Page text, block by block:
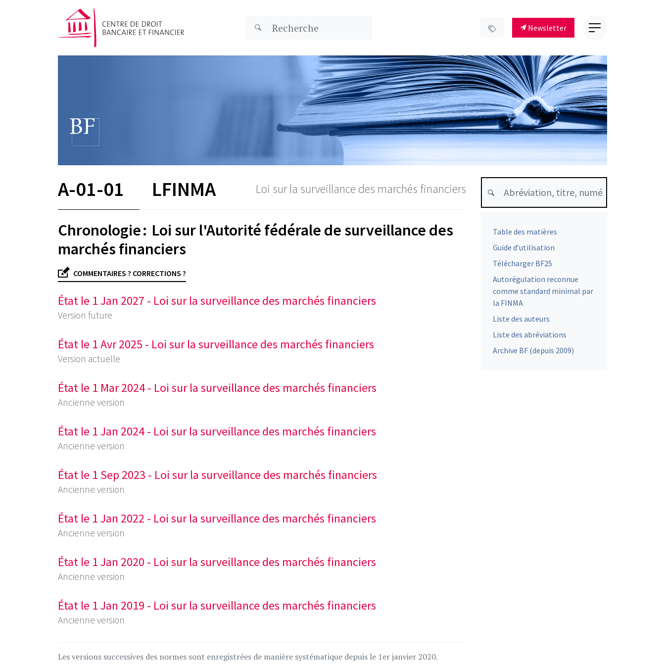
Newsletter
A-01-01 LFINMA Loi sur la surveillance des marchés financiers
Chronologie : Loi sur l'Autorité fédérale de surveillance des
marchés financiers
COMMENTAIRES ? CORRECTIONS ?
État le 1 Jan 2027 - Loi sur la surveillance des marchés financiers
Version future
État le 1 Avr 2025 - Loi sur la surveillance des marchés financiers
Version actuelle
État le 1 Mar 2024 - Loi sur la surveillance des marchés financiers
Ancienne version
État le 1 Jan 2024 - Loi sur la surveillance des marchés financiers
Ancienne version
État le 1 Sep 2023 - Loi sur la surveillance des marchés financiers
Ancienne version
État le 1 Jan 2022 - Loi sur la surveillance des marchés financiers
Ancienne version
État le 1 Jan 2020 - Loi sur la surveillance des marchés financiers
Ancienne version
État le 1 Jan 2019 - Loi sur la surveillance des marchés financiers
Ancienne version
Les versions successives des normes sont enregistrées de manière systématique depuis le 1er janvier 2020.
Table des matières
Guide d’utilisation
Télécharger BF25
Autorégulation reconnue
comme standard minimal par
la FINMA
Liste des auteurs
Liste des abréviations
Archive BF (depuis 2009)